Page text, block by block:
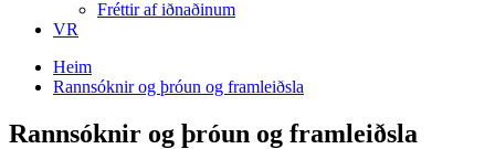
Fréttir af iðnaðinum
VR
Heim
Rannsóknir og þróun og framleiðsla
Rannsóknir og þróun og framleiðsla